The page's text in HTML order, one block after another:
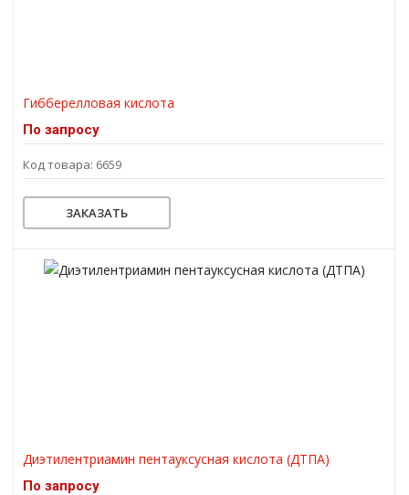
Гибберелловая кислота
По запросу
Код товара: 6659
ЗАКАЗАТЬ
Диэтилентриамин пентауксусная кислота (ДТПА)
По запросу